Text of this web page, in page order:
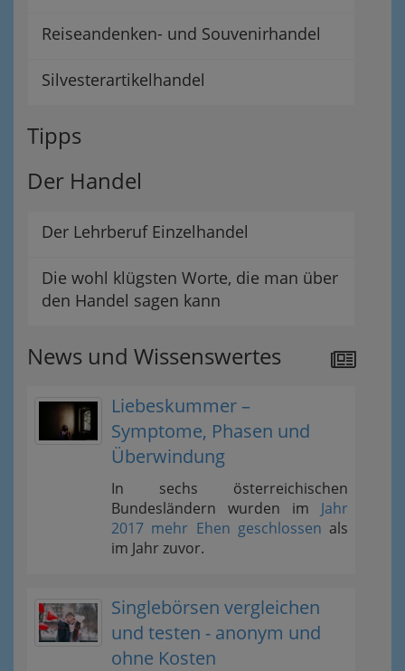
Reiseandenken- und Souvenirhandel
Silvesterartikelhandel
Tipps
Der Handel
Der Lehrberuf Einzelhandel
Die wohl klügsten Worte, die man über
den Handel sagen kann
News und Wissenswertes
Liebeskummer –
Symptome, Phasen und
Überwindung
In sechs österreichischen
Bundesländern wurden im Jahr
2017 mehr Ehen geschlossen als
im Jahr zuvor.
Singlebörsen vergleichen
und testen - anonym und
ohne Kosten